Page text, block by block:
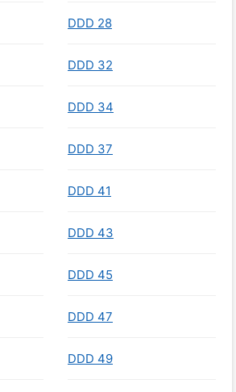
DDD 28
DDD 32
DDD 34
DDD 37
DDD 41
DDD 43
DDD 45
DDD 47
DDD 49